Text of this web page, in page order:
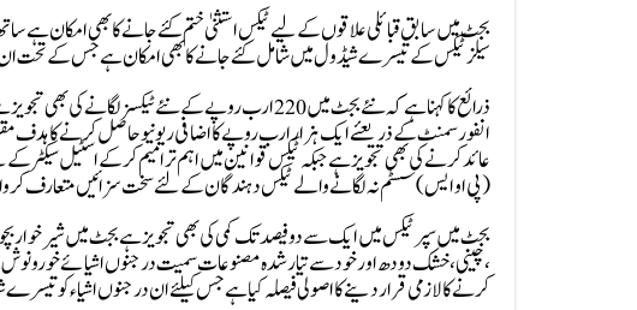
بجٹ میں سابق قبائلی علاقوں کے لیے ٹیکس استثنیٰ ختم کئے جانے کا بھی امکان
سیلز ٹیکس کے تیسرے شیڈول میں شامل کئے جانے کا بھی امکان ہے جس کے تحت ان
انفورسمنٹ کے ذریعئے ایک ہزار ارب روپے کا اضافی ریونیو حاصل کرنے کا ہدف
عائد کرنے کی بھی تجویز ہے جبکہ ٹیکس قوانین میں اہم ترامیم کرکے اسٹیل سیکٹر کے
(پی او ایس) سسٹم نہ لگانے والے ٹیکس دہندگان کے لئے سخت سزائیں متعارف
بجٹ میں سپرٹیکس میں ایک سے دو فیصد تک کمی کی بھی تجویز ہے بجٹ میں شیر
،چینی،خشک دودھ اور خود سے تیار شدہ مصنوعات سمیت درجنوں اشیائے خورونوش
کرنے کا لازمی قرار دینے کا اصولی فیصلہ کیا ہے جس کیلئے ان درجنوں اشیاء کو